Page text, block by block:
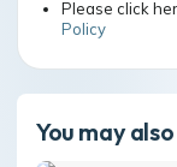
Please click
Policy
You may